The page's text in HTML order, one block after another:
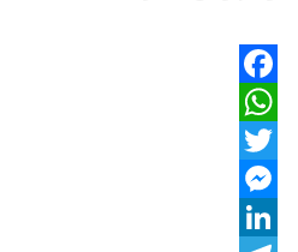
Facebook
WhatsApp
Twitter
Messenger